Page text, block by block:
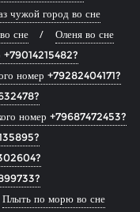
чужой город во сне
сне
Оленя во сне
+79014215482?
номер +79282404171?
номер +79687472453?
Плыть по морю во сне